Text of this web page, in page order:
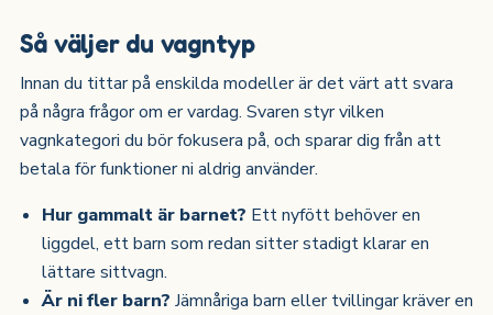
Så väljer du vagntyp
Innan du tittar på enskilda modeller är det värt att svara
på några frågor om er vardag. Svaren styr vilken
vagnkategori du bör fokusera på, och sparar dig från att
betala för funktioner ni aldrig använder.
Hur gammalt är barnet? Ett nyfött behöver en
liggdel, ett barn som redan sitter stadigt klarar en
lättare sittvagn.
Är ni fler barn? Jämnåriga barn eller tvillingar kräver en